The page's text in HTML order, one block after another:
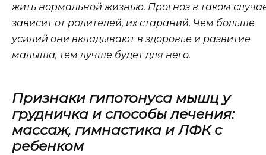
жить нормальной жизнью. Прогноз в таком
зависит от родителей, их стараний. Чем больше
усилий они вкладывают в здоровье и развитие
малыша, тем лучше будет для него.
Признаки гипотонуса мышц у
грудничка и способы лечения:
массаж, гимнастика и ЛФК с
ребенком